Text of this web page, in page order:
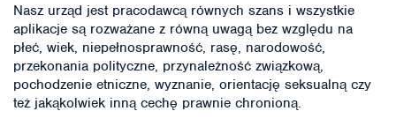
Nasz urząd jest pracodawcą równych szans i wszystkie
aplikacje są rozważane z równą uwagą bez względu na
płeć, wiek, niepełnosprawność, rasę, narodowość,
przekonania polityczne, przynależność związkową,
pochodzenie etniczne, wyznanie, orientację seksualną czy
też jakąkolwiek inną cechę prawnie chronioną.